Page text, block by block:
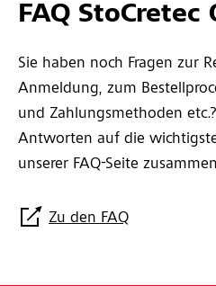
FAQ StoCretec
Sie haben noch Fragen zur
Anmeldung, zum
und Zahlungsmethoden
Antworten auf die
unserer FAQ-Seite
Zu den FAQ